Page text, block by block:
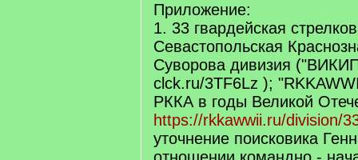
Приложение:
1. 33 гвардейская
Севастопольская
Суворова дивизия
clck.ru/3TF6Lz );
РККА в годы Великой
https://rkkawwii.ru/division/
уточнение поисковика